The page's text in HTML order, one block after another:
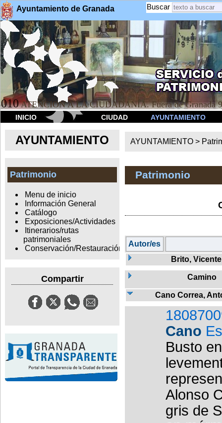
Ayuntamiento de Granada Buscar
010 ATENCION A LA CIUDADANÍA. Fuera de Granada
INICIO CIUDAD AYUNTAMIENTO
AYUNTAMIENTO
Patrimonio
Menu de inicio
Información General
Catálogo
Exposiciones/Actividades
Itinerarios/rutas
patrimoniales
Conservación/Restauración
Compartir
AYUNTAMIENTO >
Patrimonio
Autor/es
Brito, Vicente
Camino
Cano Correa,
Cano
Busto
Alonso
gris de